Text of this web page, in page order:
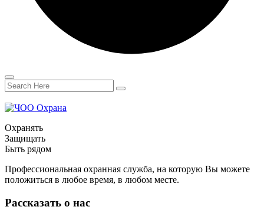
Охранять
Защищать
Быть рядом
Профессиональная охранная служба, на которую Вы можете
положиться в любое время, в любом месте.
Рассказать о нас